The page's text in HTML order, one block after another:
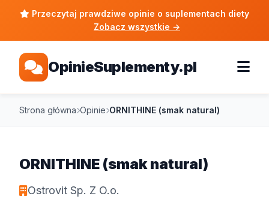
Przeczytaj prawdziwe opinie o suplementach diety
Zobacz wszystkie →
OpinieSuplementy.pl
Strona główna Opinie ORNITHINE (smak natural)
ORNITHINE (smak natural)
Ostrovit Sp. Z O.o.